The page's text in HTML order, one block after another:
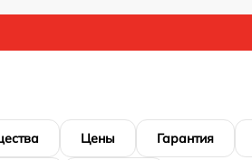
Цены Гарантия